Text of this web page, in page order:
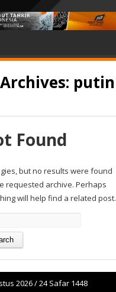
putin
Found
but no results were found
requested archive. Perhaps
will help find a related post.
2026/24 Safar 1448